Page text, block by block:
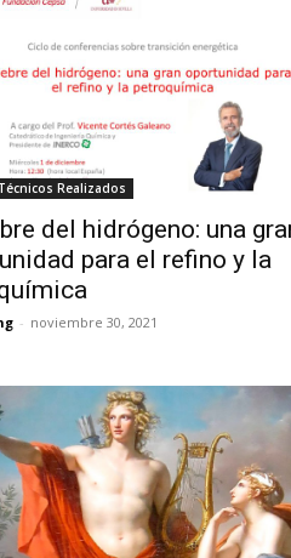
Realizados
del hidrógeno: una
para el refino y la
- noviembre 30, 2021